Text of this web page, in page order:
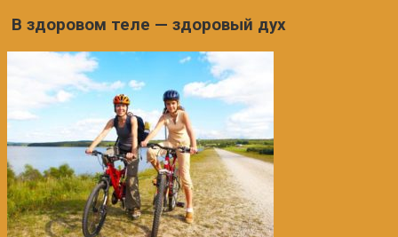
В здоровом теле — здоровый дух